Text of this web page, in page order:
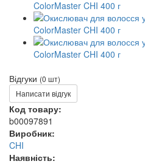
Відгуки (0 шт)
Написати відгук
Код товару:
b00097891
Виробник:
CHI
Наявність: